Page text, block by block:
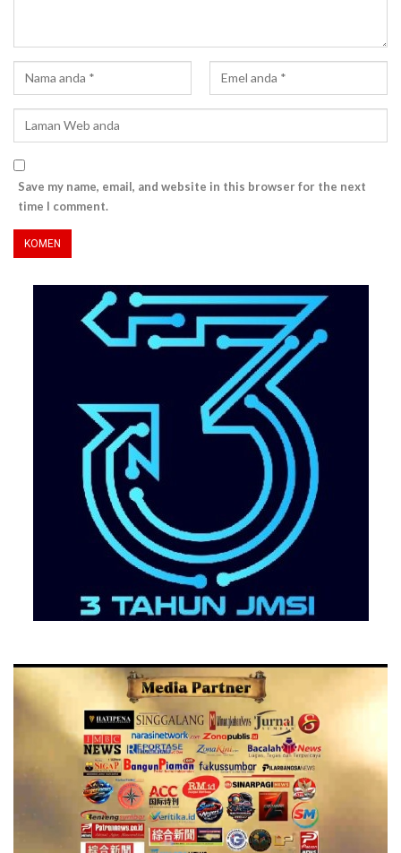
Save my name, email, and website in this browser for the next
time I comment.